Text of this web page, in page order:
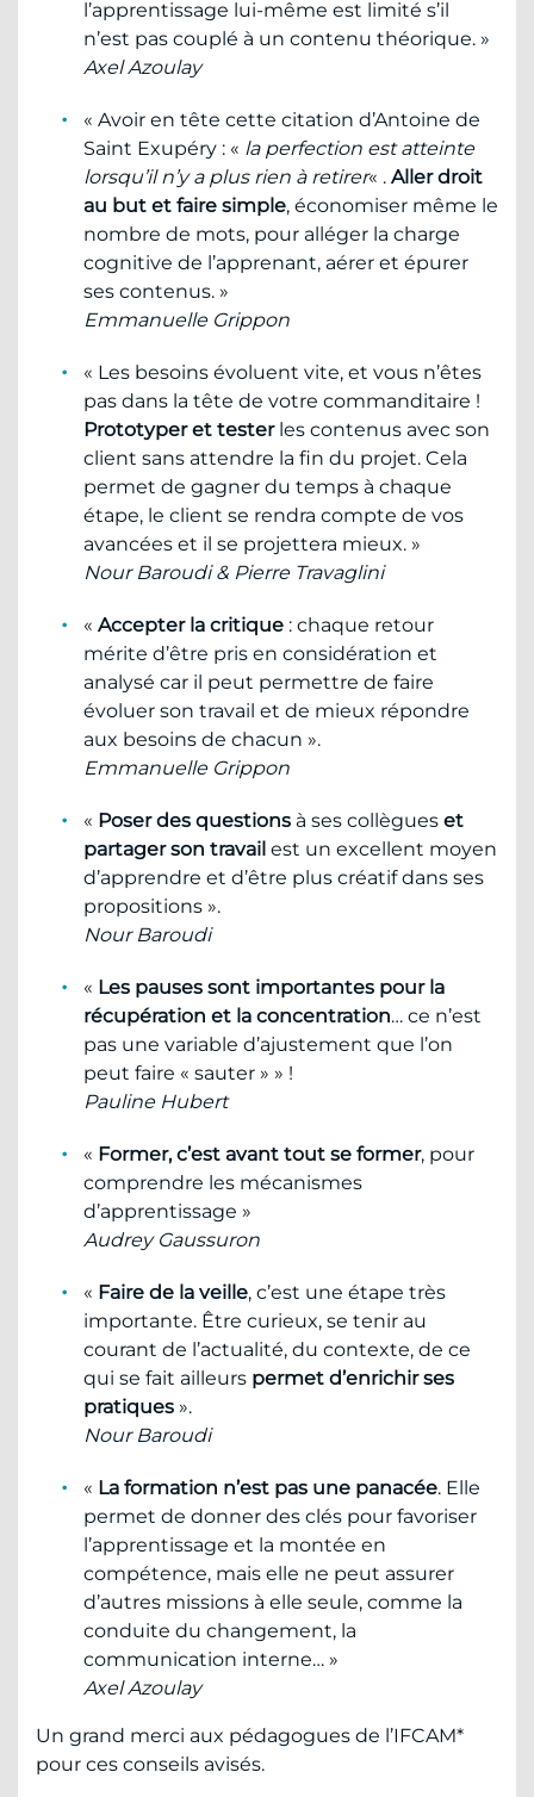
l’apprentissage lui-même est limité s’il
n’est pas couplé à un contenu théorique. »
Axel Azoulay
« Avoir en tête cette citation d’Antoine de
Saint Exupéry : « la perfection est atteinte
lorsqu’il n’y a plus rien à retirer« . Aller droit
au but et faire simple, économiser même le
nombre de mots, pour alléger la charge
cognitive de l’apprenant, aérer et épurer
ses contenus. »
Emmanuelle Grippon
« Les besoins évoluent vite, et vous n’êtes
pas dans la tête de votre commanditaire !
Prototyper et tester les contenus avec son
client sans attendre la fin du projet. Cela
permet de gagner du temps à chaque
étape, le client se rendra compte de vos
avancées et il se projettera mieux. »
Nour Baroudi & Pierre Travaglini
« Accepter la critique : chaque retour
mérite d’être pris en considération et
analysé car il peut permettre de faire
évoluer son travail et de mieux répondre
aux besoins de chacun ».
Emmanuelle Grippon
« Poser des questions à ses collègues et
partager son travail est un excellent moyen
d’apprendre et d’être plus créatif dans ses
propositions ».
Nour Baroudi
« Les pauses sont importantes pour la
récupération et la concentration… ce n’est
pas une variable d’ajustement que l’on
peut faire « sauter » » !
Pauline Hubert
« Former, c’est avant tout se former, pour
comprendre les mécanismes
d’apprentissage »
Audrey Gaussuron
« Faire de la veille, c’est une étape très
importante. Être curieux, se tenir au
courant de l’actualité, du contexte, de ce
qui se fait ailleurs permet d’enrichir ses
pratiques ».
Nour Baroudi
« La formation n’est pas une panacée. Elle
permet de donner des clés pour favoriser
l’apprentissage et la montée en
compétence, mais elle ne peut assurer
d’autres missions à elle seule, comme la
conduite du changement, la
communication interne… »
Axel Azoulay
Un grand merci aux pédagogues de l’IFCAM*
pour ces conseils avisés.